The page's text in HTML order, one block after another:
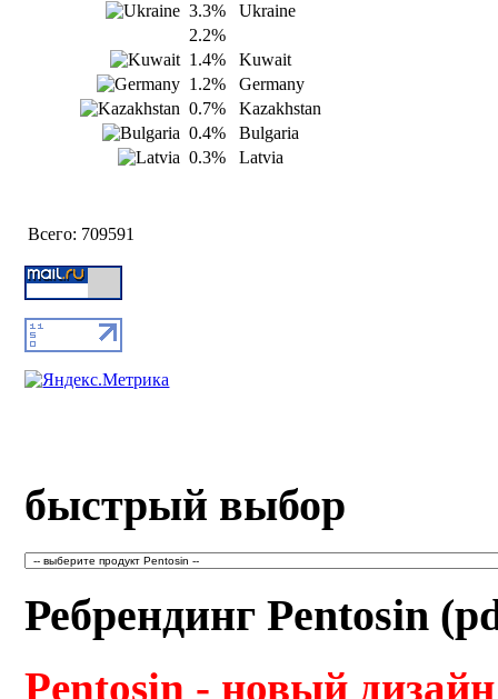
3.3%
Ukraine
2.2%
1.4%
Kuwait
1.2%
Germany
0.7%
Kazakhstan
0.4%
Bulgaria
0.3%
Latvia
Всего: 709591
быстрый выбор
Ребрендинг Pentosin
Pentosin - новый дизайн